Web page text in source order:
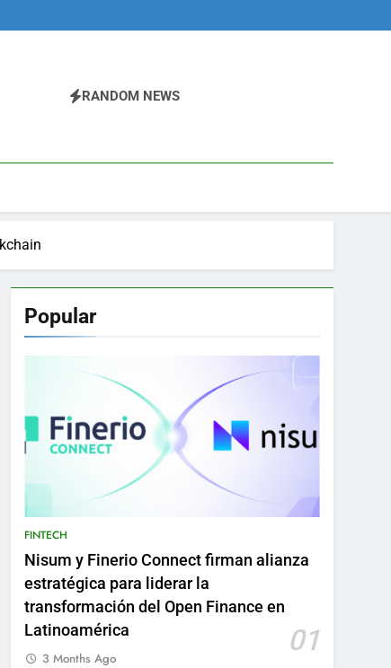
RANDOM NEWS
Popular
FINTECH
Nisum y Finerio Connect firman alianza
estratégica para liderar la
transformación del Open Finance en
Latinoamérica
01
3 Months Ago